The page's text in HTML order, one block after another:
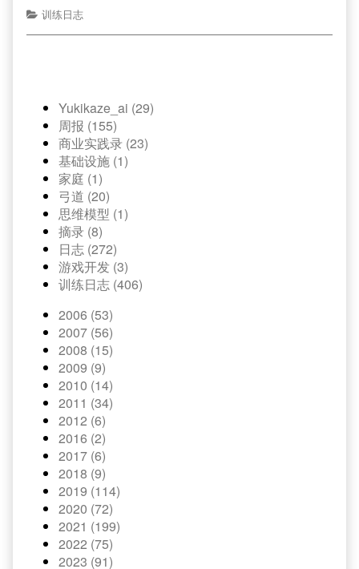
训练日志
Yukikaze_ai (29)
周报 (155)
商业实践录 (23)
基础设施 (1)
家庭 (1)
弓道 (20)
思维模型 (1)
摘录 (8)
日志 (272)
游戏开发 (3)
训练日志 (406)
2006 (53)
2007 (56)
2008 (15)
2009 (9)
2010 (14)
2011 (34)
2012 (6)
2016 (2)
2017 (6)
2018 (9)
2019 (114)
2020 (72)
2021 (199)
2022 (75)
2023 (91)